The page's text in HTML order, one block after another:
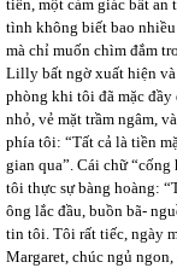
tiên, một cảm giác bất an
tình không biết bao
mà chỉ muốn chìm đắm
Lilly bất ngờ xuất hiện và
phòng khi tôi đã mặc
nhỏ, vẻ mặt trầm ngâm,
phía tôi: “Tất cả là tiền
gian qua”. Cái chữ
tôi thực sự bàng hoàng:
ông lắc đầu, buồn bã-
tin tôi. Tôi rất tiếc, ngày
Margaret, chúc ngủ